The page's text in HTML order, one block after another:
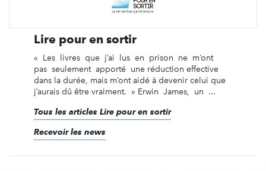
Lire pour en sortir
« Les livres que j’ai lus en prison ne m’ont
pas seulement apporté une réduction effective
dans la durée, mais m’ont aidé à devenir celui que
j’aurais dû être vraiment. » Erwin James, un ...
Tous les articles Lire pour en sortir
Recevoir les news